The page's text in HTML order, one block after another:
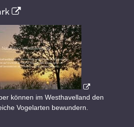
können im Westhavelland den
Vogelarten bewundern.